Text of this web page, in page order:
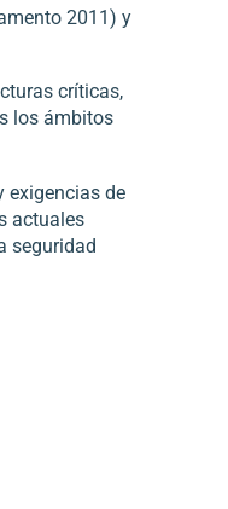
2011) y
críticas,
los ámbitos
exigencias de
actuales
seguridad